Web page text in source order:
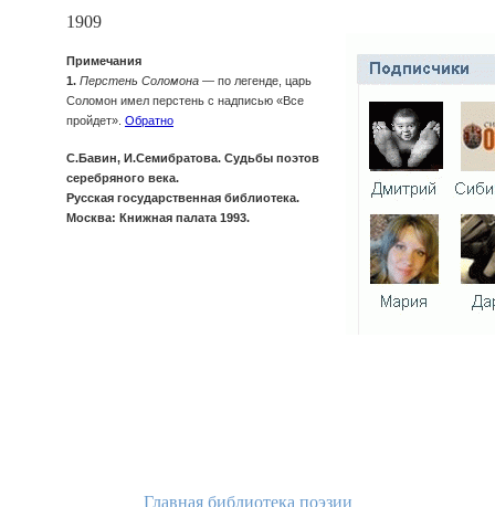
1909
Примечания
1. Перстень Соломона — по легенде, царь
Соломон имел перстень с надписью «Все
пройдет». Обратно
С.Бавин, И.Семибратова. Судьбы поэтов
серебряного века.
Русская государственная библиотека.
Москва: Книжная палата 1993.
Главная библиотека поэзии